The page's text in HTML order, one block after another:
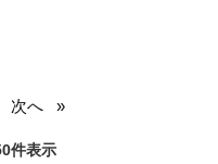
次へ
件表示